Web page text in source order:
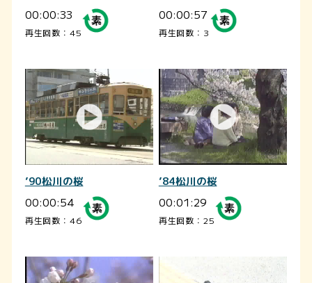
00:00:33
再生回数：45
00:00:57
再生回数：3
’90松川の桜
00:00:54
再生回数：46
’84松川の桜
00:01:29
再生回数：25